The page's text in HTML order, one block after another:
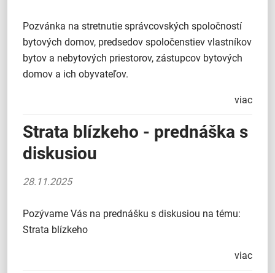
Pozvánka na stretnutie správcovských spoločností
bytových domov, predsedov spoločenstiev vlastníkov
bytov a nebytových priestorov, zástupcov bytových
domov a ich obyvateľov.
viac
Strata blízkeho - prednáška s
diskusiou
28.11.2025
Pozývame Vás na prednášku s diskusiou na tému:
Strata blízkeho
viac